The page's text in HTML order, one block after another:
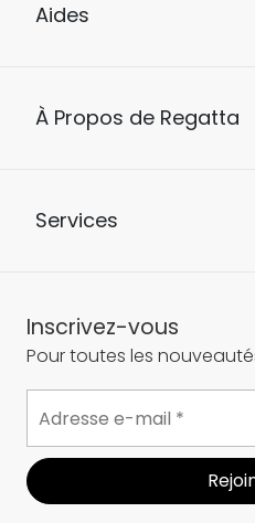
Aides
À Propos de Regatta
Services
Inscrivez-vous
Pour toutes les